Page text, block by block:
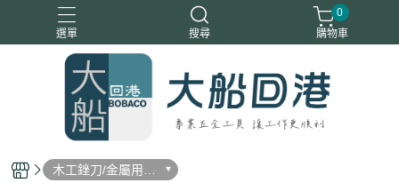
選單 搜尋
0
購物車
木工銼刀/金屬用銼
刀